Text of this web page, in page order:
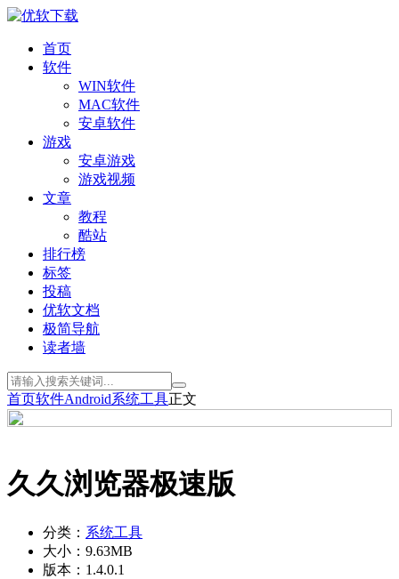
首页
软件
WIN软件
MAC软件
安卓软件
游戏
安卓游戏
游戏视频
文章
教程
酷站
排行榜
标签
投稿
优软文档
极简导航
读者墙
首页软件Android系统工具正文
久久浏览器极速版
分类： 系统工具
大小： 9.63MB
版本： 1.4.0.1